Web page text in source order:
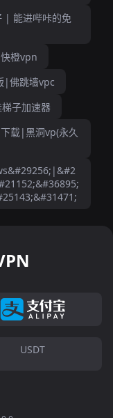
| 能进哔咔的免
橙vpn
|佛跳墙vpc
子加速器
载|黑洞vp(永久
USDT